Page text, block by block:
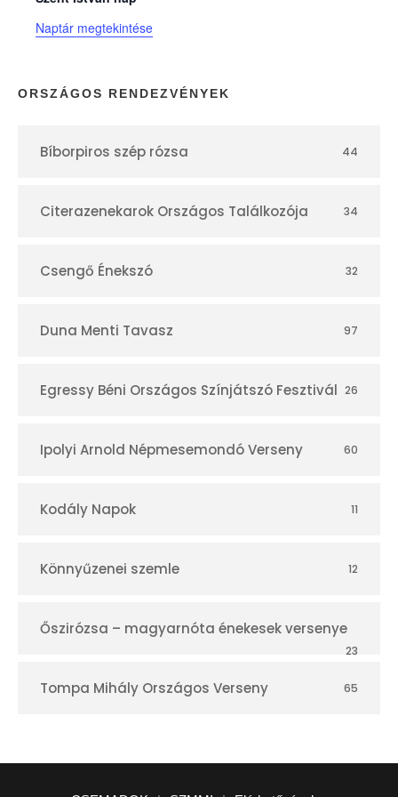
a
p
r
Naptár megtekintése
ORSZÁGOS RENDEZVÉNYEK
Bíborpiros szép rózsa 44
Citerazenekarok Országos Találkozója 34
Csengő Énekszó 32
Duna Menti Tavasz 97
Egressy Béni Országos Színjátszó Fesztivál 26
Ipolyi Arnold Népmesemondó Verseny 60
Kodály Napok 11
Könnyűzenei szemle 12
Őszirózsa – magyarnóta énekesek versenye
23
Tompa Mihály Országos Verseny 65